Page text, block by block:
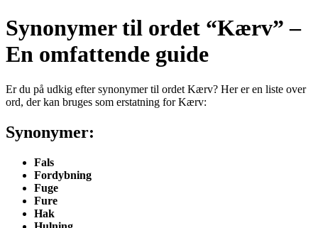
Synonymer til ordet “Kærv” –
En omfattende guide
Er du på udkig efter synonymer til ordet Kærv? Her er en liste over
ord, der kan bruges som erstatning for Kærv:
Synonymer:
Fals
Fordybning
Fuge
Fure
Hak